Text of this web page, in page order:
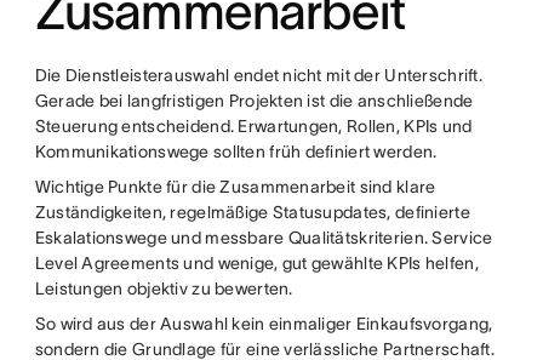
Die Dienstleisterauswahl endet nicht mit der Unterschrift.
Gerade bei langfristigen Projekten ist die anschließende
Steuerung entscheidend. Erwartungen, Rollen, KPIs und
Kommunikationswege sollten früh definiert werden.
Wichtige Punkte für die Zusammenarbeit sind klare
Zuständigkeiten, regelmäßige Statusupdates, definierte
Eskalationswege und messbare Qualitätskriterien. Service
Level Agreements und wenige, gut gewählte KPIs helfen,
Leistungen objektiv zu bewerten.
So wird aus der Auswahl kein einmaliger Einkaufsvorgang,
sondern die Grundlage für eine verlässliche Partnerschaft.